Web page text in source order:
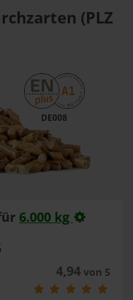
(PLZ
DE008
6.000 kg
4,94von 5